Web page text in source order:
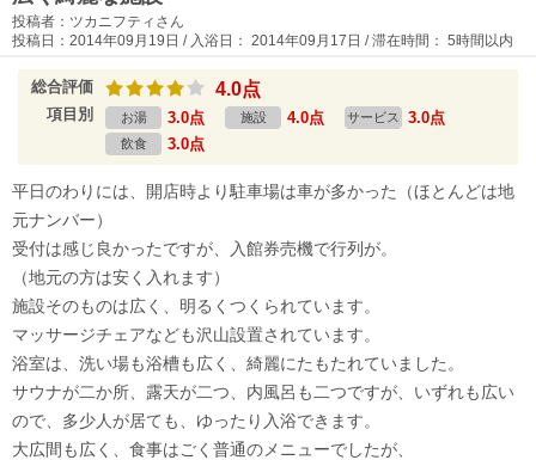
投稿者：ツカニフティさん
投稿日：2014年09月19日 / 入浴日： 2014年09月17日 / 滞在時間： 5時間以内
総合評価 4.0点
項目別 お湯 3.0点 施設 4.0点 サービス 3.0点
飲食 3.0点
平日のわりには、開店時より駐車場は車が多かった（ほとんどは地
元ナンバー）
受付は感じ良かったですが、入館券売機で行列が。
（地元の方は安く入れます）
施設そのものは広く、明るくつくられています。
マッサージチェアなども沢山設置されています。
浴室は、洗い場も浴槽も広く、綺麗にたもたれていました。
サウナが二か所、露天が二つ、内風呂も二つですが、いずれも広い
ので、多少人が居ても、ゆったり入浴できます。
大広間も広く、食事はごく普通のメニューでしたが、